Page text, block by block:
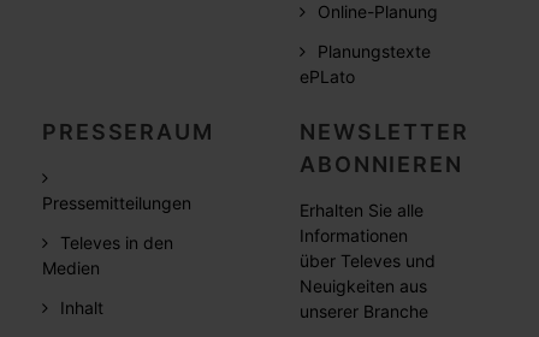
Online-Planung
Planungstexte
ePLato
PRESSERAUM
Pressemitteilungen
Televes in den
Medien
Inhalt
NEWSLETTER
ABONNIEREN
Erhalten Sie alle
Informationen
über Televes und
Neuigkeiten aus
unserer Branche